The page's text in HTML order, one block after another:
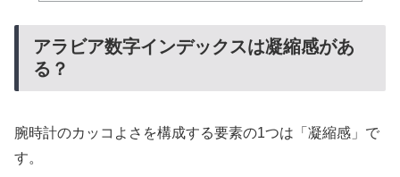
アラビア数字インデックスは凝縮感があ
る？
腕時計のカッコよさを構成する要素の1つは「凝縮感」で
す。